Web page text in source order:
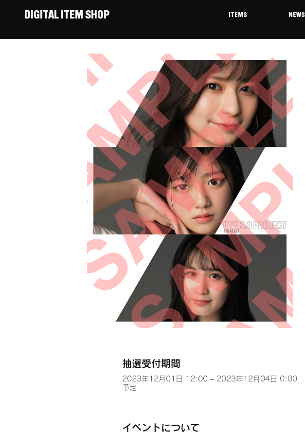
DIGITAL ITEM SHOP ITEMS NEWS
抽選受付期間
2023年12月01日 12:00 – 2023年12月04日 0:00
予定
イベントについて